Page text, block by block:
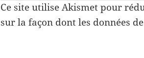
Ce site utilise Akismet pour
sur la façon dont les données